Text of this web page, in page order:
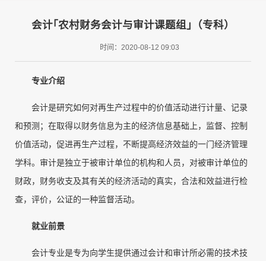
会计｢农村财务会计与审计课题组｣（专科）
时间：2020-08-12 09:03
专业介绍
会计是研究如何对再生产过程中的价值活动进行计量、记录
和预测；在取得以财务信息为主的经济信息基础上，监督、控制
价值活动，促进再生产过程，不断提高经济效益的一门经济管理
学科。审计是独立于被审计单位的机构和人员，对被审计单位的
财政，财务收支及其有关的经济活动的真实，合法和效益进行检
查，评价，公证的一种监督活动。
就业前景
会计专业是专为向学生提供通过会计和审计所必需的技术技